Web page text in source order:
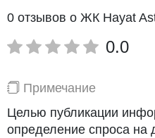
0 отзывов о ЖК Hayat
0.0
Примечание
Целью публикации
определение спроса на